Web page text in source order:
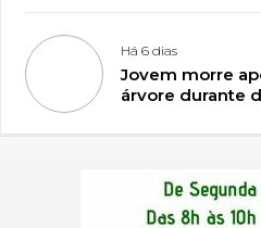
Há 6 dias
Jovem morre
árvore durante